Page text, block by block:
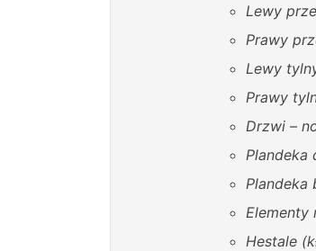
Lewy
Prawy
Lewy
Prawy
Drzwi –
Plandeka
Plandeka
Elementy
Hestale